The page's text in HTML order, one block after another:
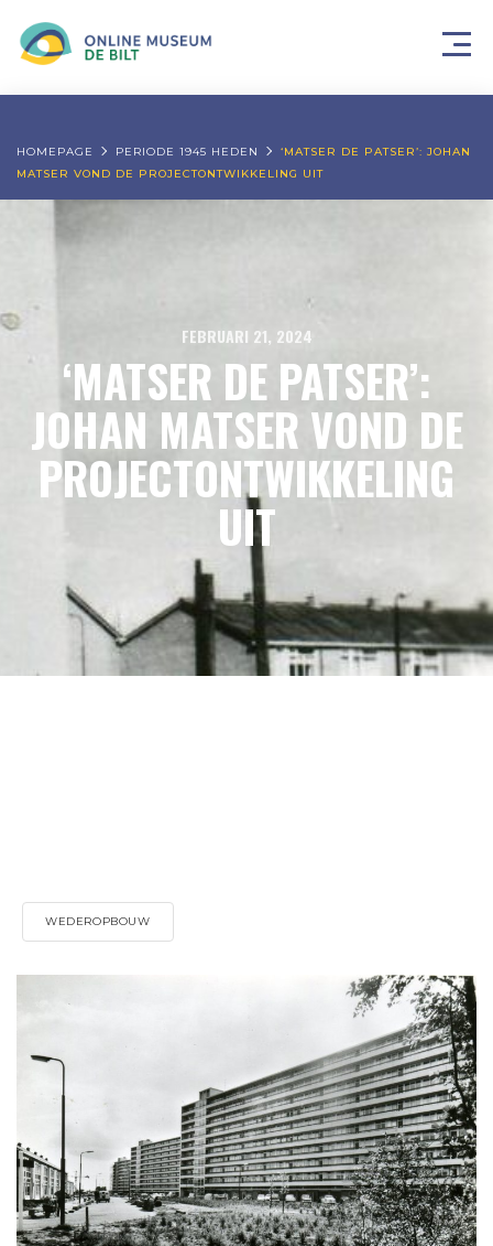
HOMEPAGE PERIODE 1945 HEDEN
‘MATSER DE PATSER’: JOHAN
MATSER VOND DE PROJECTONTWIKKELING UIT
FEBRUARI 21, 2024
‘MATSER DE PATSER’:
JOHAN MATSER VOND DE
PROJECTONTWIKKELING
UIT
WEDEROPBOUW